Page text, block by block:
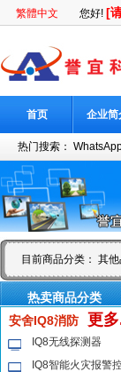
繁體中文 您好! [
首页 企业简
热门搜索：
目前商品分类： 其
热卖商品分类
安舍IQ8消防
更
IQ8无线探测器
IQ8智能火灾报警